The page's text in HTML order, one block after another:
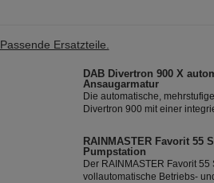
im Regenwassertank einfach
Passende Ersatzteile.
DAB Divertron 900 X
Ansaugarmatur
Die automatische,
Divertron 900 mit einer
Nutzung von dem
die Bewässerung des Garten.
RAINMASTER Favorit 55
Pumpstation
Der RAINMASTER Favorit 55
vollautomatische Betriebs-